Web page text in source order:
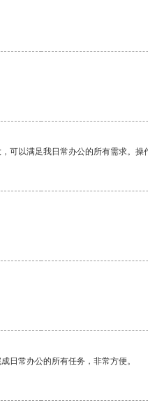
以满足我日常办公的所有需求。操
日常办公的所有任务，非常方便。